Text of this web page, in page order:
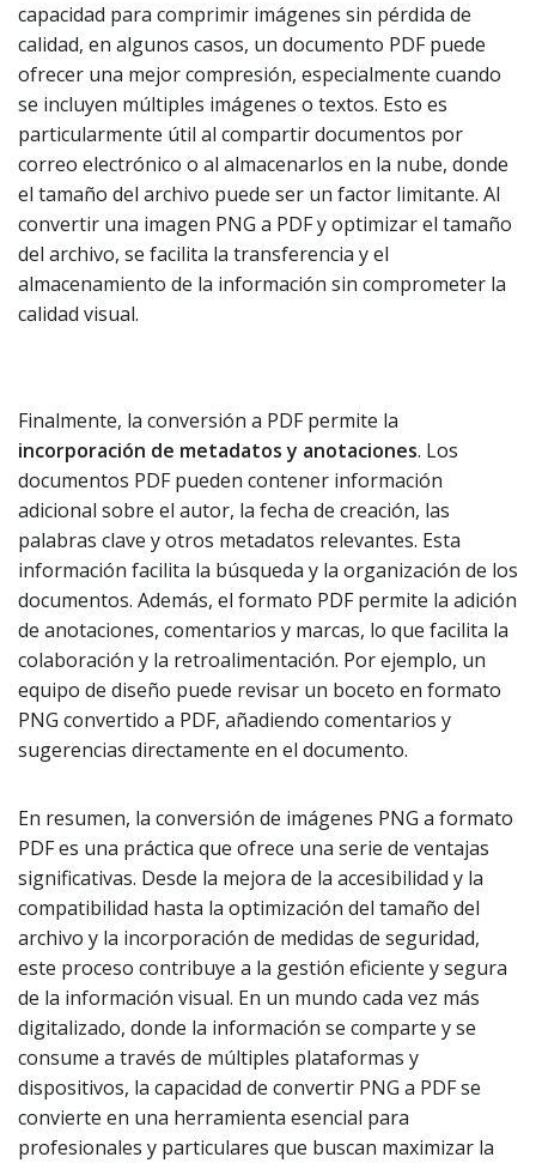
capacidad para comprimir imágenes sin pérdida de
calidad, en algunos casos, un documento PDF puede
ofrecer una mejor compresión, especialmente cuando
se incluyen múltiples imágenes o textos. Esto es
particularmente útil al compartir documentos por
correo electrónico o al almacenarlos en la nube, donde
el tamaño del archivo puede ser un factor limitante. Al
convertir una imagen PNG a PDF y optimizar el tamaño
del archivo, se facilita la transferencia y el
almacenamiento de la información sin comprometer la
calidad visual.
Finalmente, la conversión a PDF permite la
incorporación de metadatos y anotaciones. Los
documentos PDF pueden contener información
adicional sobre el autor, la fecha de creación, las
palabras clave y otros metadatos relevantes. Esta
información facilita la búsqueda y la organización de los
documentos. Además, el formato PDF permite la adición
de anotaciones, comentarios y marcas, lo que facilita la
colaboración y la retroalimentación. Por ejemplo, un
equipo de diseño puede revisar un boceto en formato
PNG convertido a PDF, añadiendo comentarios y
sugerencias directamente en el documento.
En resumen, la conversión de imágenes PNG a formato
PDF es una práctica que ofrece una serie de ventajas
significativas. Desde la mejora de la accesibilidad y la
compatibilidad hasta la optimización del tamaño del
archivo y la incorporación de medidas de seguridad,
este proceso contribuye a la gestión eficiente y segura
de la información visual. En un mundo cada vez más
digitalizado, donde la información se comparte y se
consume a través de múltiples plataformas y
dispositivos, la capacidad de convertir PNG a PDF se
convierte en una herramienta esencial para
profesionales y particulares que buscan maximizar la